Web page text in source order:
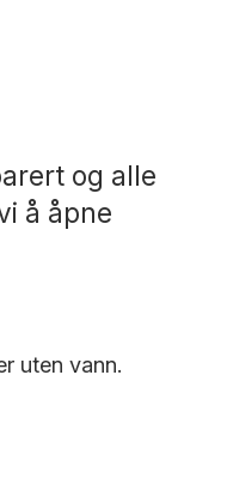
og alle
å åpne
uten vann.